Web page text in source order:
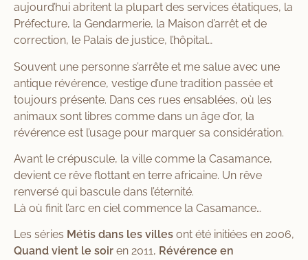
aujourd’hui abritent la plupart des services étatiques, la
Préfecture, la Gendarmerie, la Maison d’arrêt et de
correction, le Palais de justice, l’hôpital…
Souvent une personne s’arrête et me salue avec une
antique révérence, vestige d’une tradition passée et
toujours présente. Dans ces rues ensablées, où les
animaux sont libres comme dans un âge d’or, la
révérence est l’usage pour marquer sa considération.
Avant le crépuscule, la ville comme la Casamance,
devient ce rêve flottant en terre africaine. Un rêve
renversé qui bascule dans l’éternité.
Là où finit l’arc en ciel commence la Casamance…
Les séries Métis dans les villes ont été initiées en 2006,
Quand vient le soir en 2011, Révérence en